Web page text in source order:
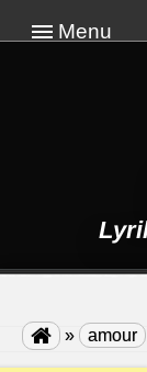
Menu
 » amour